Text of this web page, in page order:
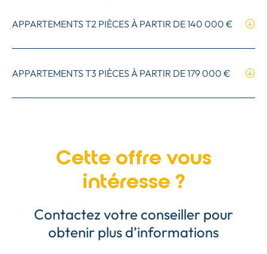
APPARTEMENTS T2 PIÈCES À PARTIR DE140 000 €
APPARTEMENTS T3 PIÈCES À PARTIR DE179 000 €
Cette offre vous
intéresse ?
Contactez votre conseiller pour
obtenir plus d’informations